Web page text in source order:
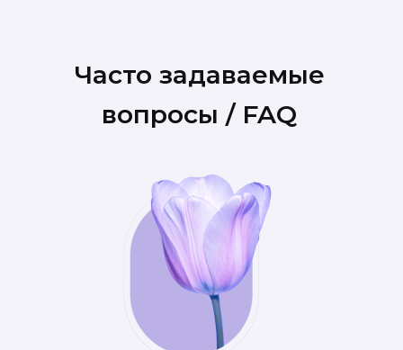
Часто задаваемые
вопросы / FAQ